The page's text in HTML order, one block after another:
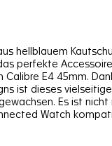
hellblauem
perfekte
E4 45mm.
ist dieses
Es ist nicht
Watch